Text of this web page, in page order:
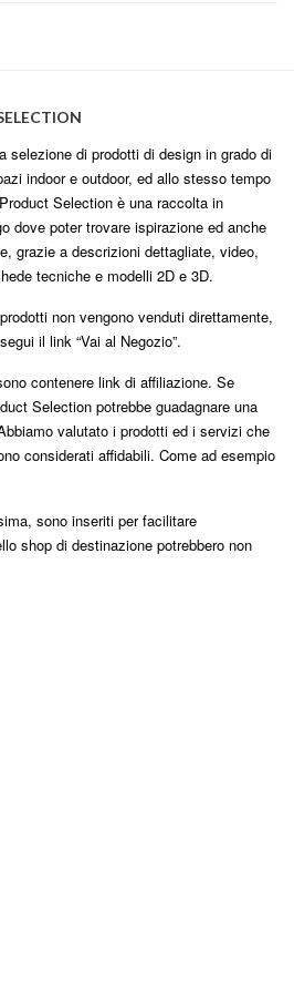
selezione di prodotti di design in grado di
indoor e outdoor, ed allo stesso tempo
Selection è una raccolta in
dove poter trovare ispirazione ed anche
grazie a descrizioni dettagliate, video,
tecniche e modelli 2D e 3D.
non vengono venduti direttamente,
il link “Vai al Negozio”.
contenere link di affiliazione. Se
Selection potrebbe guadagnare una
valutato i prodotti ed i servizi che
considerati affidabili. Come ad esempio
sono inseriti per facilitare
shop di destinazione potrebbero non